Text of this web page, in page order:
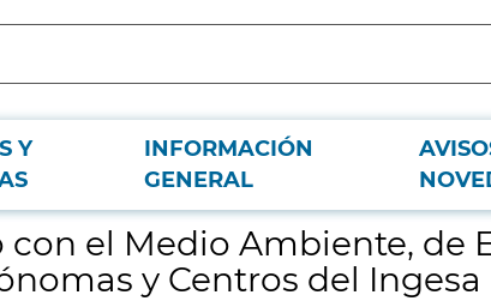
Y
INFORMACIÓN
GENERAL
comunidades Autónomas y Centros del Ingesa (AM 2023/141)
el Medio Ambiente, de
y Centros del Ingesa